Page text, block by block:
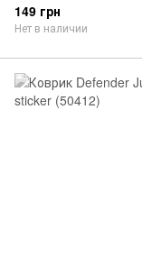
149 грн
Нет в наличии